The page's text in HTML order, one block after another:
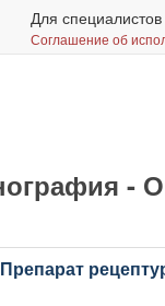
Для
Соглашение об
-